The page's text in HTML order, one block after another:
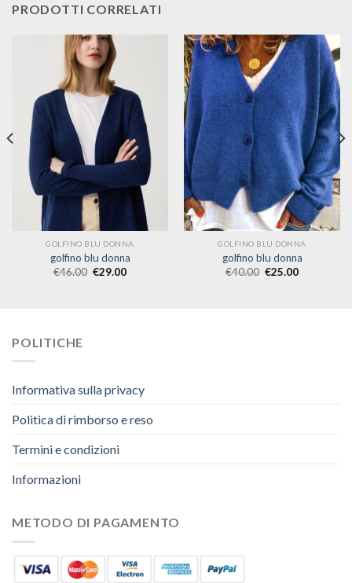
PRODOTTI CORRELATI
GOLFINO BLU DONNA
golfino blu donna
€46.00 €29.00
GOLFINO BLU DONNA
golfino blu donna
€40.00 €25.00
POLITICHE
Informativa sulla privacy
Politica di rimborso e reso
Termini e condizioni
Informazioni
METODO DI PAGAMENTO